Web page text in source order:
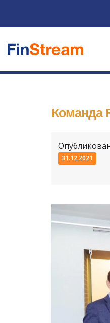
Команда
31.12.2021